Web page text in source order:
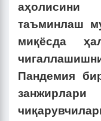
таъминлаш
миқёсда
Пандемия